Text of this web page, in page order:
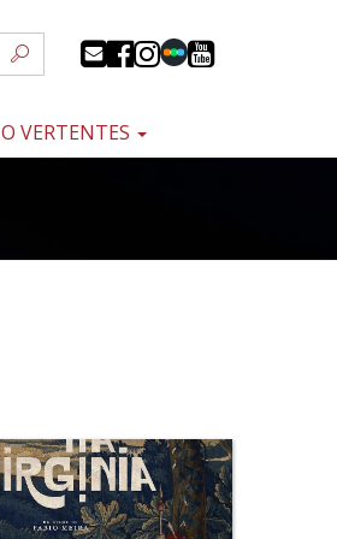
O VERTENTES